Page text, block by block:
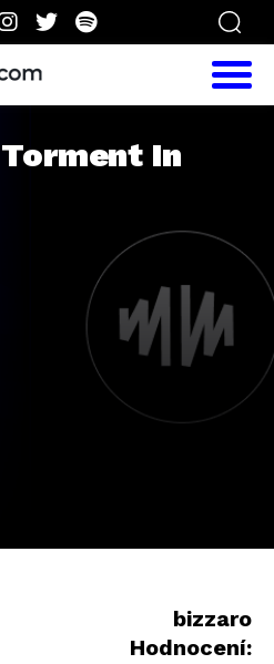
Torment In
bizzaro
Hodnocení: